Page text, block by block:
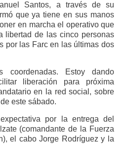
Santos, a través de su
que ya tiene en sus manos
en marcha el operativo que
libertad de las cinco personas
por las Farc en las últimas dos
coordenadas. Estoy dando
liberación para próxima
en la red social, sobre
este sábado.
por la entrega del
(comandante de la Fuerza
el cabo Jorge Rodríguez y la